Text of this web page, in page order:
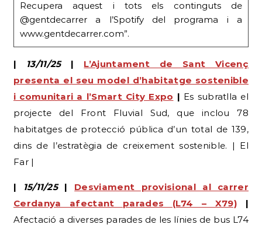
Recupera aquest i tots els continguts de
@gentdecarrer a l’Spotify del programa i a
www.gentdecarrer.com”.
| 13/11/25| L’Ajuntament de Sant Vicenç
presenta el seu model d’habitatge sostenible
i comunitari a l’Smart City Expo | Es subratlla el
projecte del Front Fluvial Sud, que inclou 78
habitatges de protecció pública d’un total de 139,
dins de l’estratègia de creixement sostenible. | El
Far |
| 15/11/25| Desviament provisional al carrer
Cerdanya afectant parades (L74 – X79) |
Afectació a diverses parades de les línies de bus L74